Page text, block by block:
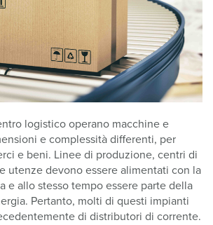
logistico operano macchine e
e complessità differenti, per
e beni. Linee di produzione, centri di
utenze devono essere alimentati con la
e allo stesso tempo essere parte della
Pertanto, molti di questi impianti
di distributori di corrente.